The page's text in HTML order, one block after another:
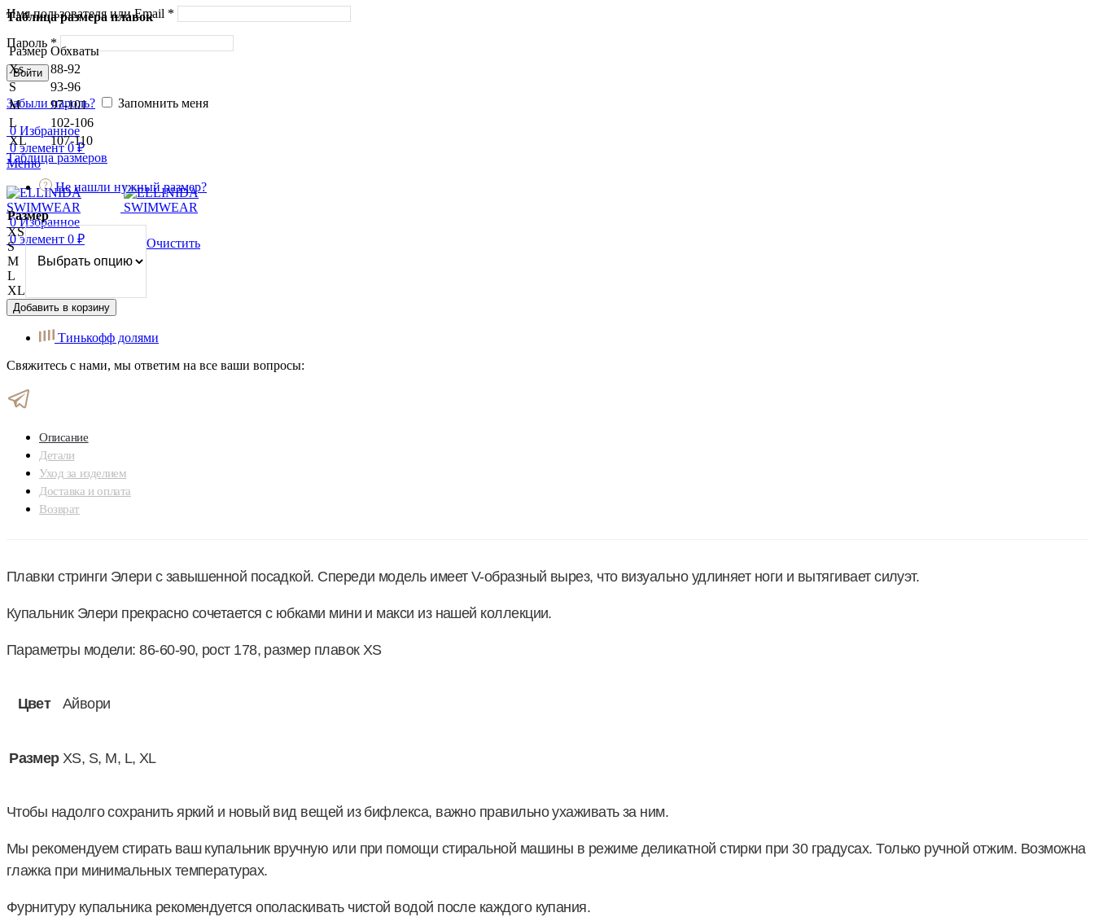
Имя пользователя или Email *
Пароль *
Войти
Забыли пароль?
Запомнить меня
0 Избранное
0элемент 0₽
Меню
0Избранное
0элемент 0 ₽
Таблица размера плавок
Размер Обхваты
Xs
88-92
S
93-96
M
97-101
L
102-106
XL
107-110
Таблица размеров
Не нашли нужный размер?
Размер
XS
S
M
L
XL
Очистить
Добавить в корзину
Тинькофф долями
Свяжитесь с нами, мы ответим на все ваши вопросы:
Описание
Детали
Уход за изделием
Доставка и оплата
Возврат
Плавки стринги Элери с завышенной посадкой. Спереди модель имеет V-образный вырез, что визуально удлиняет ноги и вытягивает силуэт.
Купальник Элери прекрасно сочетается с юбками мини и макси из нашей коллекции.
Параметры модели: 86-60-90, рост 178, размер плавок XS
Цвет Айвори
Размер XS, S, M, L, XL
Чтобы надолго сохранить яркий и новый вид вещей из бифлекса, важно правильно ухаживать за ним.
Мы рекомендуем стирать ваш купальник вручную или при помощи стиральной машины в режиме деликатной стирки при 30 градусах. Только ручной отжим. Возможна
глажка при минимальных температурах.
Фурнитуру купальника рекомендуется ополаскивать чистой водой после каждого купания.